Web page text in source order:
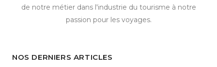
de notre métier dans l'industrie du tourisme à notre
passion pour les voyages.
NOS DERNIERS ARTICLES